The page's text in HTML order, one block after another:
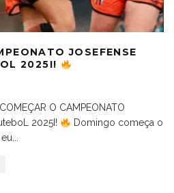
JOSEFENSE
2025I!
O CAMPEONATO
2025I!
Domingo começa o
...